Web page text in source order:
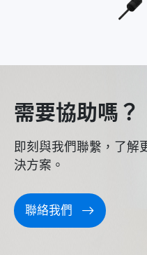
需要協助嗎？
即刻與我們聯繫，了解
決方案。
聯絡我們